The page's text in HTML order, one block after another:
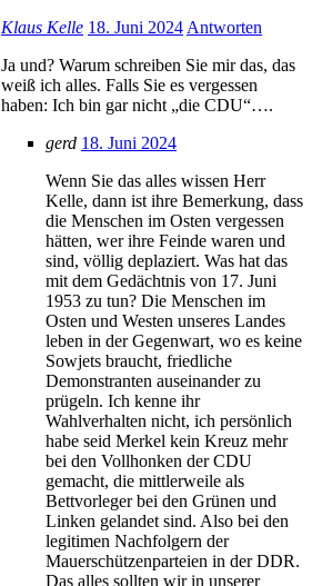
Klaus Kelle 18. Juni 2024 Antworten
Ja und? Warum schreiben Sie mir das, das
weiß ich alles. Falls Sie es vergessen
haben: Ich bin gar nicht „die CDU“….
gerd 18. Juni 2024
Wenn Sie das alles wissen Herr
Kelle, dann ist ihre Bemerkung, dass
die Menschen im Osten vergessen
hätten, wer ihre Feinde waren und
sind, völlig deplaziert. Was hat das
mit dem Gedächtnis von 17. Juni
1953 zu tun? Die Menschen im
Osten und Westen unseres Landes
leben in der Gegenwart, wo es keine
Sowjets braucht, friedliche
Demonstranten auseinander zu
prügeln. Ich kenne ihr
Wahlverhalten nicht, ich persönlich
habe seid Merkel kein Kreuz mehr
bei den Vollhonken der CDU
gemacht, die mittlerweile als
Bettvorleger bei den Grünen und
Linken gelandet sind. Also bei den
legitimen Nachfolgern der
Mauerschützenparteien in der DDR.
Das alles sollten wir in unserer